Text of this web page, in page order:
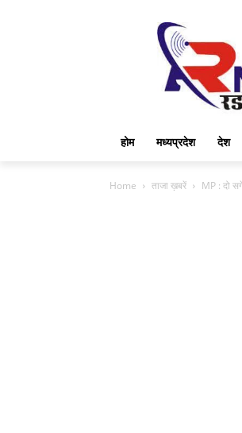
होम मध्यप्रदेश देश
Home ताजा ख़बरें MP : दो